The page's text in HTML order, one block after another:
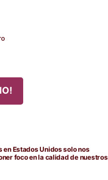
Estados Unidos solo nos
foco en la calidad de nuestros